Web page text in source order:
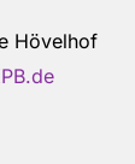
Hövelhof